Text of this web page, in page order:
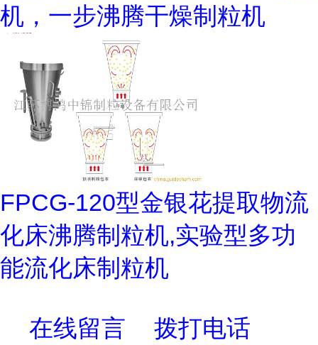
机，一步沸腾干燥制粒机
FPCG-120型金银花提取物流
化床沸腾制粒机,实验型多功
能流化床制粒机
在线留言 拨打电话